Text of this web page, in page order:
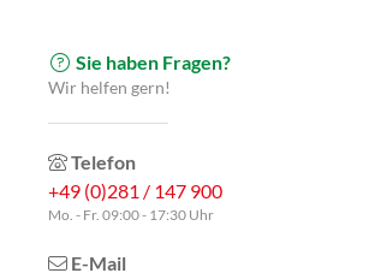
Sie haben Fragen?
Wir helfen gern!
Telefon
+49 (0)281 / 147 900
Mo. - Fr. 09:00 - 17:30 Uhr
E-Mail